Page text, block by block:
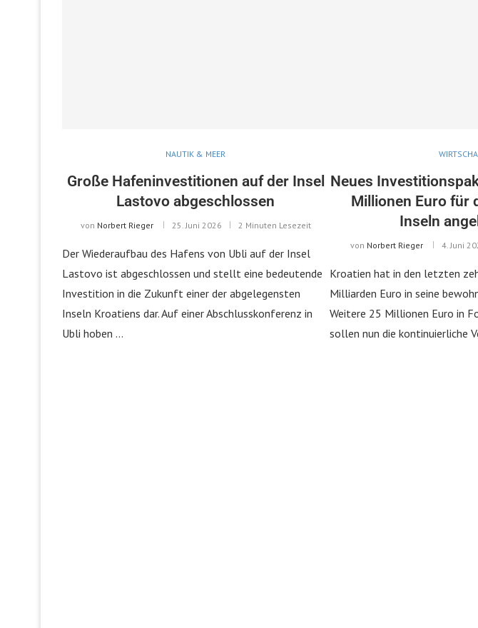
NAUTIK & MEER
Große Hafeninvestitionen auf der Insel
Lastovo abgeschlossen
von Norbert Rieger 25. Juni 2026 2 Minuten Lesezeit
Der Wiederaufbau des Hafens von Ubli auf der Insel
Lastovo ist abgeschlossen und stellt eine bedeutende
Investition in die Zukunft einer der abgelegensten
Inseln Kroatiens dar. Auf einer Abschlusskonferenz in
Ubli hoben …
Neues
Millionen Euro für
Inseln
von Norbert Rieger 4. Juni
Kroatien hat in den letzten
Milliarden Euro in seine
Weitere 25 Millionen Euro in
sollen nun die kontinuierliche